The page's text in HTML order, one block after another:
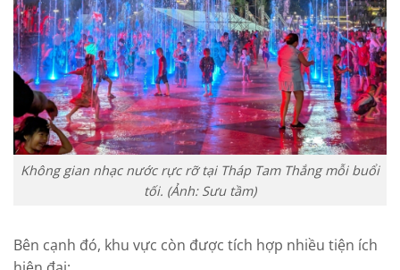
Không gian nhạc nước rực rỡ tại Tháp Tam Thắng mỗi buổi
tối. (Ảnh: Sưu tầm)
Bên cạnh đó, khu vực còn được tích hợp nhiều tiện ích